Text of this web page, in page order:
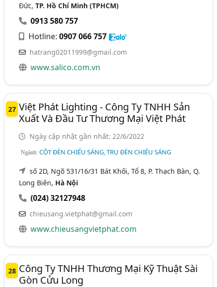
Đức,TP. Hồ Chí Minh (TPHCM)
0913 580 757
Hotline:0907 066 757
hatrang02011999@gmail.com
www.salico.com.vn
27 Việt Phát Lighting - Công Ty TNHH Sản
Xuất Và Đầu Tư Thương Mại Việt Phát
Ngày cập nhật gần nhất: 22/6/2022
Ngành:CỘT ĐÈN CHIẾU SÁNG, TRỤ ĐÈN CHIẾU SÁNG
số 2D, Ngõ 531/16/31 Bát Khối, Tổ 8, P. Thạch Bàn, Q.
Long Biên, Hà Nội
(024) 32127948
chieusang.vietphat@gmail.com
www.chieusangvietphat.com
28 Công Ty TNHH Thương Mại Kỹ Thuật Sài
Gòn Cửu Long